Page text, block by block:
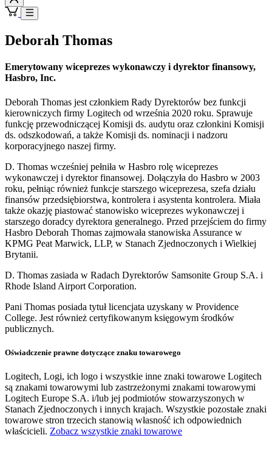
Deborah Thomas
Emerytowany wiceprezes wykonawczy i dyrektor finansowy,
Hasbro, Inc.
Deborah Thomas jest członkiem Rady Dyrektorów bez funkcji
kierowniczych firmy Logitech od września 2020 roku. Sprawuje
funkcję przewodniczącej Komisji ds. audytu oraz członkini Komisji
ds. odszkodowań, a także Komisji ds. nominacji i nadzoru
korporacyjnego naszej firmy.
D. Thomas wcześniej pełniła w Hasbro rolę wiceprezes
wykonawczej i dyrektor finansowej. Dołączyła do Hasbro w 2003
roku, pełniąc również funkcje starszego wiceprezesa, szefa działu
finansów przedsiębiorstwa, kontrolera i asystenta kontrolera. Miała
także okazję piastować stanowisko wiceprezes wykonawczej i
starszego doradcy dyrektora generalnego. Przed przejściem do firmy
Hasbro Deborah Thomas zajmowała stanowiska Assurance w
KPMG Peat Marwick, LLP, w Stanach Zjednoczonych i Wielkiej
Brytanii.
D. Thomas zasiada w Radach Dyrektorów Samsonite Group S.A. i
Rhode Island Airport Corporation.
Pani Thomas posiada tytuł licencjata uzyskany w Providence
College. Jest również certyfikowanym księgowym środków
publicznych.
Oświadczenie prawne dotyczące znaku towarowego
Logitech, Logi, ich logo i wszystkie inne znaki towarowe Logitech
są znakami towarowymi lub zastrzeżonymi znakami towarowymi
Logitech Europe S.A. i/lub jej podmiotów stowarzyszonych w
Stanach Zjednoczonych i innych krajach. Wszystkie pozostałe znaki
towarowe stron trzecich stanowią własność ich odpowiednich
właścicieli. Zobacz wszystkie znaki towarowe